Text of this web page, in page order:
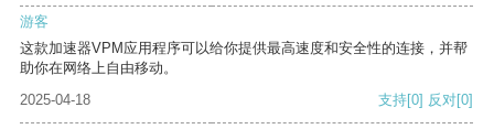
游客
这款加速器VPM应用程序可以给你提供最高速度和安全性的连接，并帮
助你在网络上自由移动。
2025-04-18
支持[0] 反对[0]